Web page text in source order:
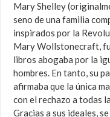
Mary Shelley
seno de una familia
inspirados por la
Mary Wollstonecraft,
libros abogaba por la
hombres. En tanto, su
afirmaba que la única
con el rechazo a todas
Gracias a sus ideales,